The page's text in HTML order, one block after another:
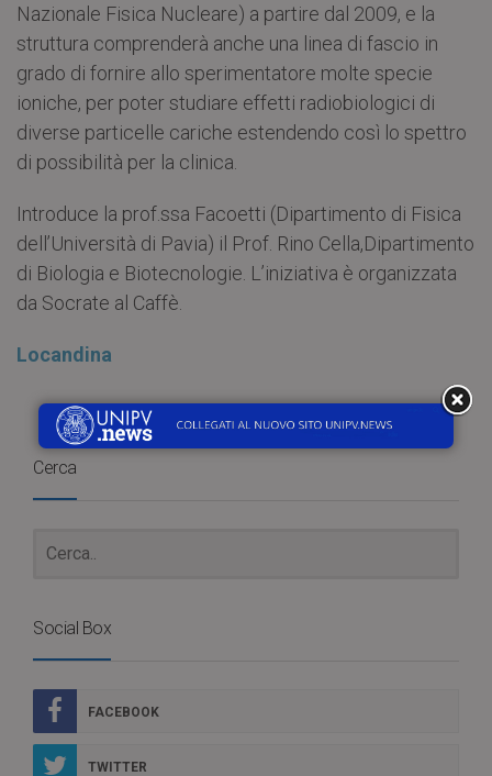
Nazionale Fisica Nucleare) a partire dal 2009, e la
struttura comprenderà anche una linea di fascio in
grado di fornire allo sperimentatore molte specie
ioniche, per poter studiare effetti radiobiologici di
diverse particelle cariche estendendo così lo spettro
di possibilità per la clinica.
Introduce la prof.ssa Facoetti (Dipartimento di Fisica
dell’Università di Pavia) il Prof. Rino Cella,Dipartimento
di Biologia e Biotecnologie. L’iniziativa è organizzata
da Socrate al Caffè.
Locandina
Cerca
Social Box
FACEBOOK
TWITTER